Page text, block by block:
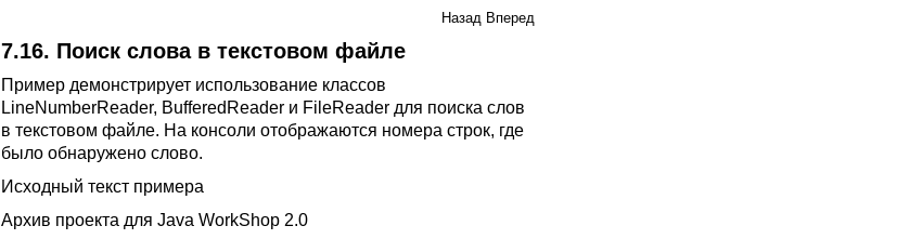
Назад Вперед
7.16. Поиск слова в текстовом файле
Пример демонстрирует использование классов
LineNumberReader, BufferedReader и FileReader для поиска слов
в текстовом файле. На консоли отображаются номера строк, где
было обнаружено слово.
Исходный текст примера
Архив проекта для Java WorkShop 2.0